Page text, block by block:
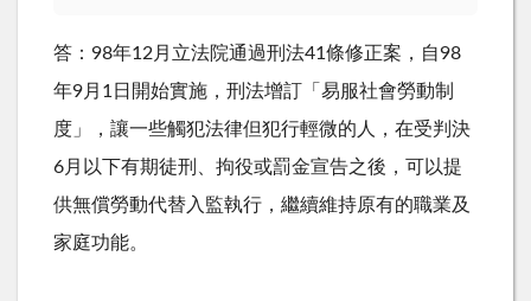
答：98年12月立法院通過刑法41條修正案，自98
年9月1日開始實施，刑法增訂「易服社會勞動制
度」，讓一些觸犯法律但犯行輕微的人，在受判決
6月以下有期徒刑、拘役或罰金宣告之後，可以提
供無償勞動代替入監執行，繼續維持原有的職業及
家庭功能。